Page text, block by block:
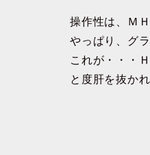
操作性は、Ｍ
やっぱり、グ
これが・・・
と度肝を抜か